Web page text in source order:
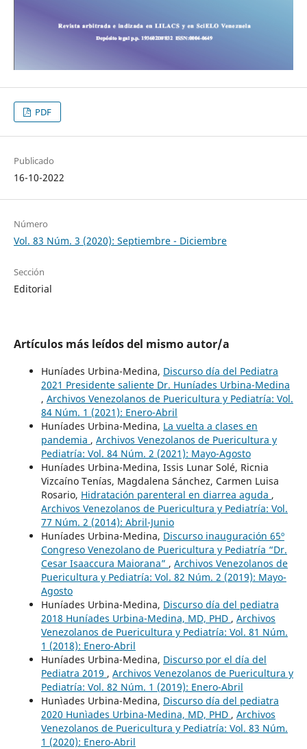
PDF
Publicado
16-10-2022
Número
Vol. 83 Núm. 3 (2020): Septiembre - Diciembre
Sección
Editorial
Artículos más leídos del mismo autor/a
Huníades Urbina-Medina, Discurso día del Pediatra
2021 Presidente saliente Dr. Huníades Urbina-Medina
, Archivos Venezolanos de Puericultura y Pediatría: Vol.
84 Núm. 1 (2021): Enero-Abril
Huníades Urbina-Medina, La vuelta a clases en
pandemia , Archivos Venezolanos de Puericultura y
Pediatría: Vol. 84 Núm. 2 (2021): Mayo-Agosto
Huníades Urbina-Medina, Issis Lunar Solé, Ricnia
Vizcaíno Tenías, Magdalena Sánchez, Carmen Luisa
Rosario, Hidratación parenteral en diarrea aguda ,
Archivos Venezolanos de Puericultura y Pediatría: Vol.
77 Núm. 2 (2014): Abril-Junio
Huníades Urbina-Medina, Discurso inauguración 65º
Congreso Venezolano de Puericultura y Pediatría “Dr.
Cesar Isaaccura Maiorana” , Archivos Venezolanos de
Puericultura y Pediatría: Vol. 82 Núm. 2 (2019): Mayo-
Agosto
Huníades Urbina-Medina, Discurso día del pediatra
2018 Huníades Urbina-Medina, MD, PHD , Archivos
Venezolanos de Puericultura y Pediatría: Vol. 81 Núm.
1 (2018): Enero-Abril
Huníades Urbina-Medina, Discurso por el día del
Pediatra 2019 , Archivos Venezolanos de Puericultura y
Pediatría: Vol. 82 Núm. 1 (2019): Enero-Abril
Hunìades Urbina-Medina, Discurso día del pediatra
2020 Hunìades Urbina-Medina, MD, PHD , Archivos
Venezolanos de Puericultura y Pediatría: Vol. 83 Núm.
1 (2020): Enero-Abril